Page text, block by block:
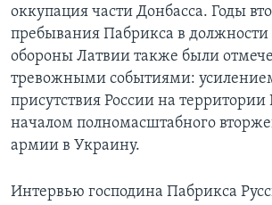
оккупация части Донбасса. Годы
пребывания Пабрикса в
обороны Латвии также были
тревожными событиями:
присутствия России на территории
началом полномасштабного
армии в Украину.
Интервью господина Пабрикса